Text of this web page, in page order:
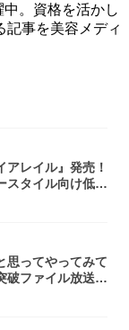
。資格を活かし
記事を美容メディ
アレイル』発売！
スタイル向け低型
思ってやってみて
破ファイル放送で